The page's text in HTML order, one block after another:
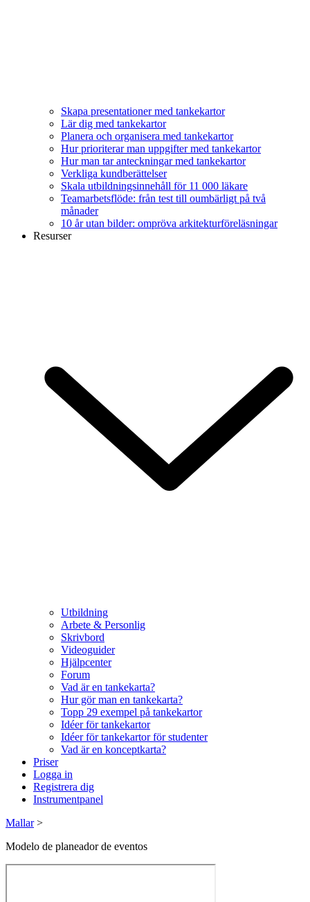
Skapa presentationer med tankekartor
Lär dig med tankekartor
Planera och organisera med tankekartor
Hur prioriterar man uppgifter med tankekartor
Hur man tar anteckningar med tankekartor
Verkliga kundberättelser
Skala utbildningsinnehåll för 11 000 läkare
Teamarbetsflöde: från test till oumbärligt på två
månader
10 år utan bilder: ompröva arkitekturföreläsningar
Resurser
Utbildning
Arbete & Personlig
Skrivbord
Videoguider
Hjälpcenter
Forum
Vad är en tankekarta?
Hur gör man en tankekarta?
Topp 29 exempel på tankekartor
Idéer för tankekartor
Idéer för tankekartor för studenter
Vad är en konceptkarta?
Priser
Logga in
Registrera dig
Instrumentpanel
Mallar >
Modelo de planeador de eventos